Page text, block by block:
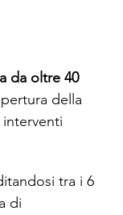
da oltre 40
della
tra i 6
di